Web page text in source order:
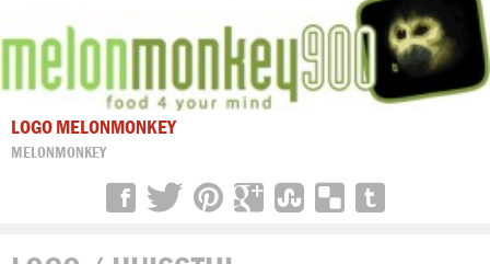
LOGO MELONMONKEY
MELONMONKEY